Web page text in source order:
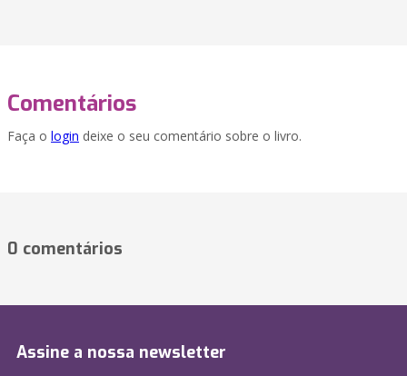
Comentários
Faça o login deixe o seu comentário sobre o livro.
0 comentários
Assine a nossa newsletter